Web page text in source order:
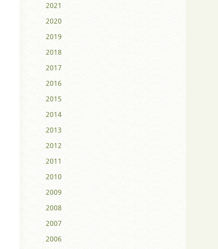
2021
2020
2019
2018
2017
2016
2015
2014
2013
2012
2011
2010
2009
2008
2007
2006